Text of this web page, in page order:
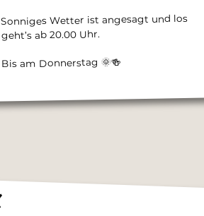
Sonniges Wetter ist angesagt und los
geht’s ab 20.00 Uhr.
Bis am Donnerstag 🌞🍻